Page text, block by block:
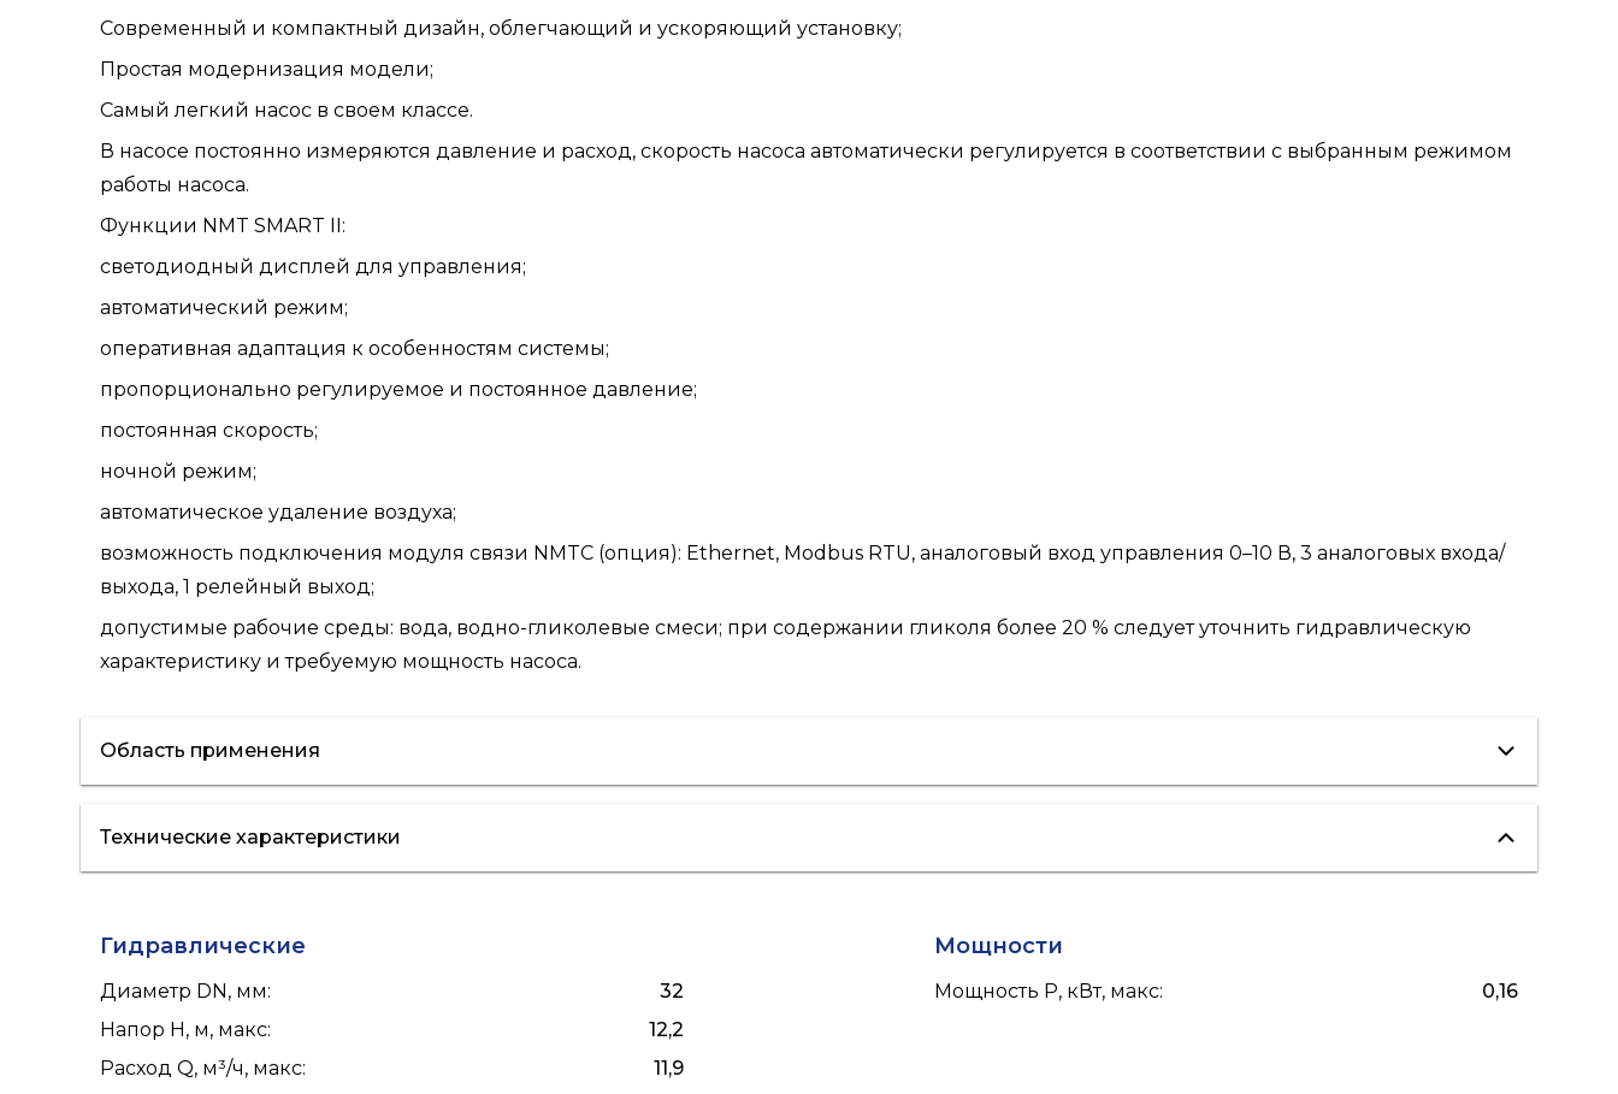
Современный и компактный дизайн, облегчающий и ускоряющий установку;
Простая модернизация модели;
Самый легкий насос в своем классе.
В насосе постоянно измеряются давление и расход, скорость насоса автоматически регулируется в соответствии с выбранным режимом
работы насоса.
Функции NMT SMART II:
светодиодный дисплей для управления;
автоматический режим;
оперативная адаптация к особенностям системы;
пропорционально регулируемое и постоянное давление;
постоянная скорость;
ночной режим;
автоматическое удаление воздуха;
возможность подключения модуля связи NMTC (опция): Ethernet, Modbus RTU, аналоговый вход управления 0–10 В, 3 аналоговых входа/
выхода, 1 релейный выход;
допустимые рабочие среды: вода, водно-гликолевые смеси; при содержании гликоля более 20 % следует уточнить гидравлическую
характеристику и требуемую мощность насоса.
Область применения
отопление
вентиляция
Технические характеристики
Гидравлические
Диаметр DN, мм:
32
Напор H, м, макс:
12,2
Расход Q, м³/ч, макс:
11,9
Мощности
Мощность P, кВт, макс: 0,16